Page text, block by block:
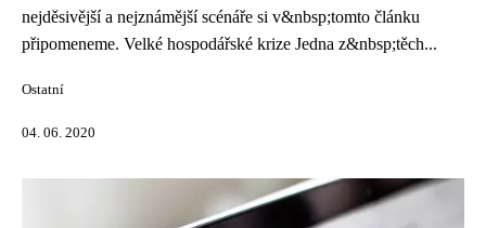
nejděsivější a nejznámější scénáře si v&nbsp;tomto článku
připomeneme. Velké hospodářské krize Jedna z&nbsp;těch...
Ostatní
04. 06. 2020